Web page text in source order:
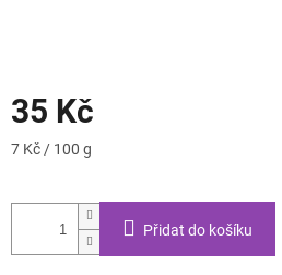
35 Kč
Měrná
7 Kč / 100 g
Přidat do košíku